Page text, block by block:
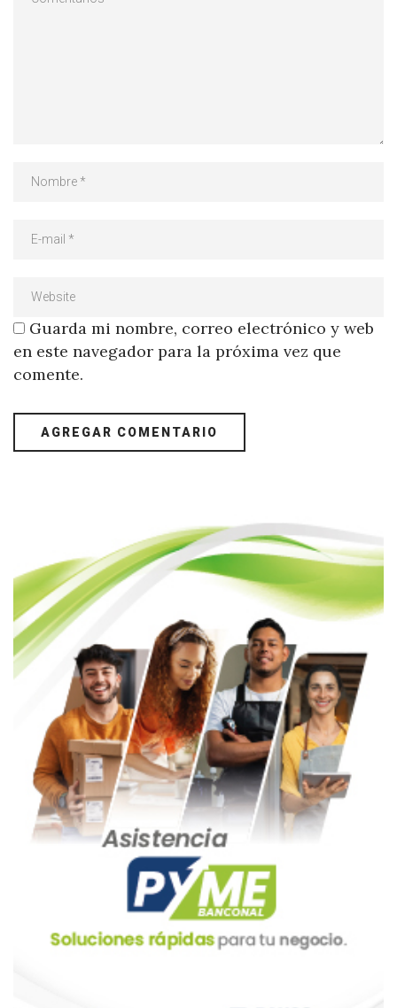
Guarda mi nombre, correo electrónico y web
en este navegador para la próxima vez que
comente.